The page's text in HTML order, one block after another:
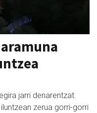
jarri denarentzat.
zerua gorri-gorri